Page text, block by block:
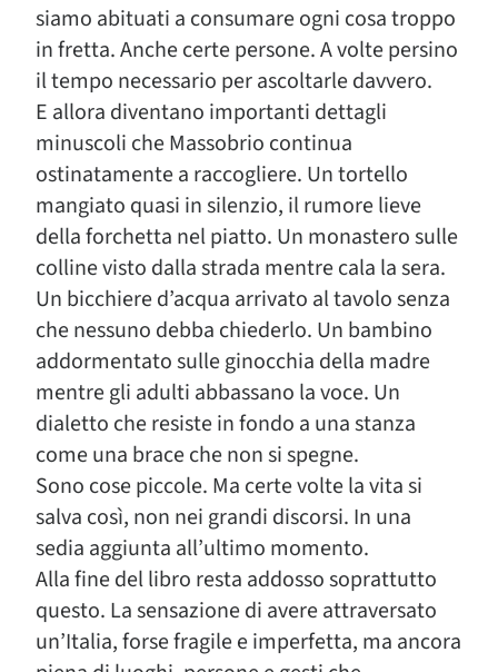
siamo abituati a consumare ogni cosa troppo
in fretta. Anche certe persone. A volte persino
il tempo necessario per ascoltarle davvero.
E allora diventano importanti dettagli
minuscoli che Massobrio continua
ostinatamente a raccogliere. Un tortello
mangiato quasi in silenzio, il rumore lieve
della forchetta nel piatto. Un monastero sulle
colline visto dalla strada mentre cala la sera.
Un bicchiere d’acqua arrivato al tavolo senza
che nessuno debba chiederlo. Un bambino
addormentato sulle ginocchia della madre
mentre gli adulti abbassano la voce. Un
dialetto che resiste in fondo a una stanza
come una brace che non si spegne.
Sono cose piccole. Ma certe volte la vita si
salva così, non nei grandi discorsi. In una
sedia aggiunta all’ultimo momento.
Alla fine del libro resta addosso soprattutto
questo. La sensazione di avere attraversato
un’Italia, forse fragile e imperfetta, ma ancora